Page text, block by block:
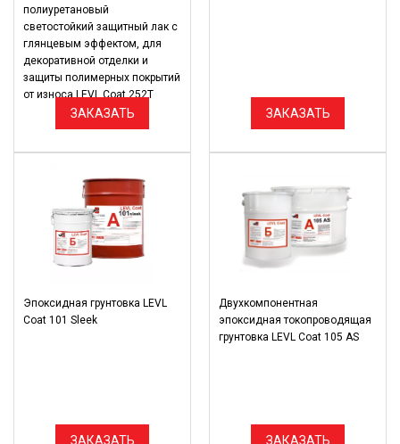
полиуретановый
светостойкий защитный лак с
глянцевым эффектом, для
декоративной отделки и
защиты полимерных покрытий
от износа LEVL Coat 252Т
ЗАКАЗАТЬ ЗАКАЗАТЬ
Эпоксидная грунтовка LEVL
Coat 101 Sleek
ЗАКАЗАТЬ
Двухкомпонентная
эпоксидная токопроводящая
грунтовка LEVL Coat 105 AS
ЗАКАЗАТЬ